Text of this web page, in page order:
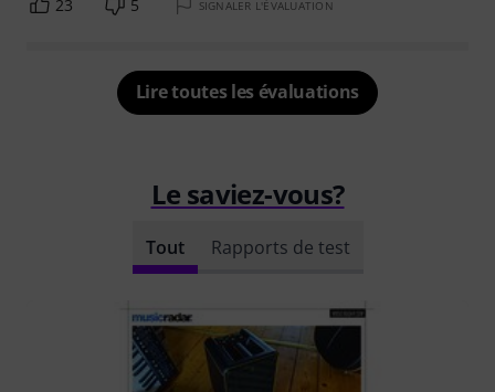
23 5 SIGNALER L'ÉVALUATION
Lire toutes les évaluations
Le saviez-vous?
Tout Rapports de test